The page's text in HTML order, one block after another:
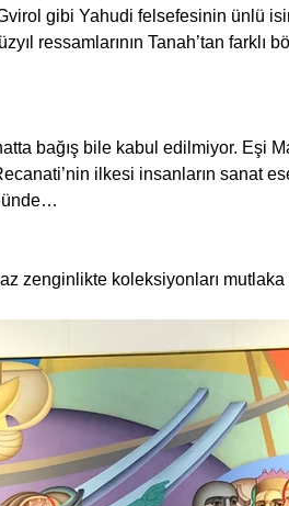
Gvirol gibi Yahudi felsefesinin ünlü
ressamlarının Tanah’tan farklı
bağış bile kabul edilmiyor. Eşi
ilkesi insanların sanat
zenginlikte koleksiyonları